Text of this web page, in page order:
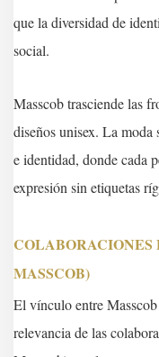
que la diversidad de
social.
Masscob trasciende las
diseños unisex. La moda
e identidad, donde cada
expresión sin etiquetas
MASSCOB)
El vínculo entre
relevancia de las